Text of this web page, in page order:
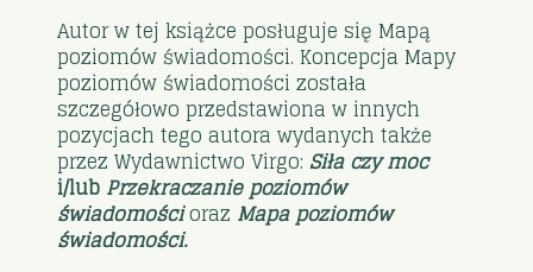
Autor w tej książce posługuje się Mapą
poziomów świadomości. Koncepcja Mapy
poziomów świadomości została
szczegółowo przedstawiona w innych
pozycjach tego autora wydanych także
przez Wydawnictwo Virgo:Siła czy moc
i/lub Przekraczanie poziomów
świadomościoraz Mapa poziomów
świadomości.